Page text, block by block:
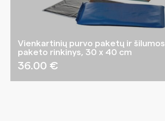
Vienkartinių purvo paketų ir šilumos
paketo rinkinys, 30 x 40 cm
36.00 €